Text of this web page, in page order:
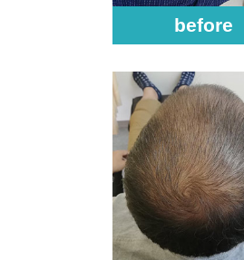
before